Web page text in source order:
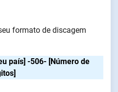
formato de discagem
país] -506- [Número de